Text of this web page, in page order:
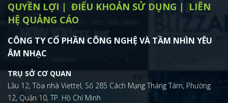
QUYỀN LỢI ĐIỂU KHOẢN SỬ DỤNG
LIÊN
HỆ QUẢNG CÁO
CÔNG TY CỔ PHẦN CÔNG NGHỆ VÀ TẦM NHÌN YÊU
ÂM NHẠC
TRỤ SỞ CƠ QUAN
Lầu 12, Tòa nhà Viettel, Số 285 Cách Mạng Tháng Tám, Phường
12, Quận 10, TP. Hồ Chí Minh